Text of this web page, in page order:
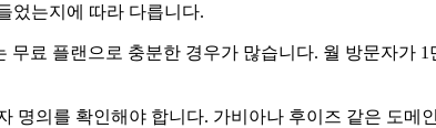
었는지에 따라 다릅니다.
료 플랜으로 충분한 경우가 많습니다. 월 방문자가
명의를 확인해야 합니다. 가비아나 후이즈 같은 도메